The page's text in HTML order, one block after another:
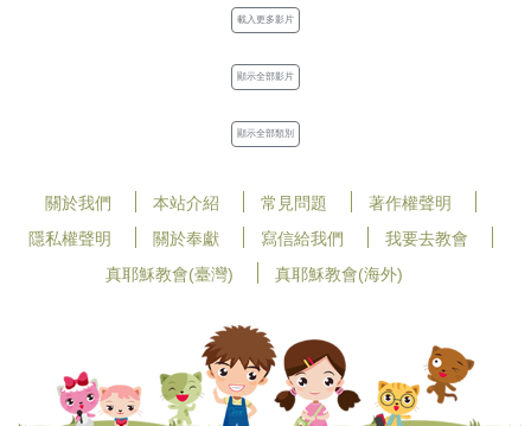
載入更多影片
顯示全部影片
顯示全部類別
關於我們 本站介紹 常見問題
著作權聲明
隱私權聲明
關於奉獻 寫信給我們
我要去教會
真耶穌教會(臺灣)
真耶穌教會(海外)